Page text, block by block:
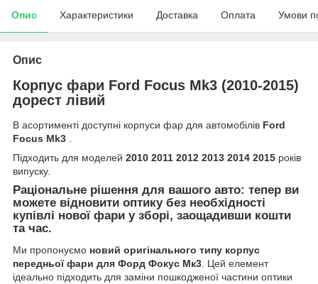
Опис Характеристики Доставка Оплата Умови
Опис
Корпус фари Ford Focus Mk3 (2010-2015)
дорест лівий
В асортименті доступні корпуси фар для автомобілів Ford
Focus Mk3 .
Підходить для моделей 2010 2011 2012 2013 2014 2015 років
випуску.
Раціональне рішення для вашого авто: тепер ви
можете відновити оптику без необхідності
купівлі нової фари у зборі, заощадивши кошти
та час.
Ми пропонуємо новий оригінального типу корпус
передньої фари для Форд Фокус Мк3. Цей елемент
ідеально підходить для заміни пошкодженої частини оптики